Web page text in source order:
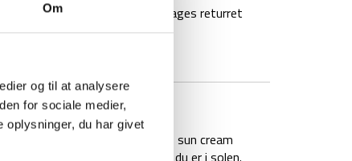
Om
og til at analysere
for sociale medier,
oplysninger, du har givet
over 499 kr 100 dages returret
BRAND FAQ
Denne Mountain SPF50+ sun cream
eller turen i sommeren, når du er i solen.